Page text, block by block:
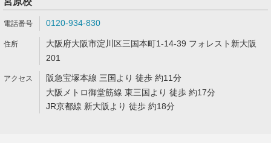
0120-934-830
大阪府大阪市淀川区三国本町1-14-39 フォレスト新大阪
201
阪急宝塚本線 三国より 徒歩 約11分
大阪メトロ御堂筋線 東三国より 徒歩 約17分
JR京都線 新大阪より 徒歩 約18分